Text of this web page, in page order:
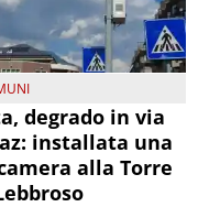
degrado in via
installata una
alla Torre